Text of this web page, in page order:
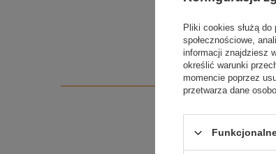
Pliki cookies służą
społecznościowe,
informacji znajdziesz
określić warunki
momencie poprzez
przetwarza dane